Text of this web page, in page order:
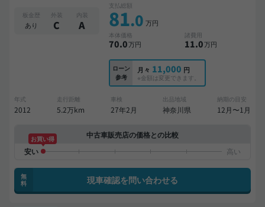
板金歴
あり
外装
C
内装
A
支払総額
81.0 万円
本体価格
70.0万円
諸費用
11.0万円
ローン
参考
月々 11,000 円
※金額は変更できます。
年式
2012
走行距離
5.2万km
車検
27年2月
出品地域
神奈川県
納期の目安
12月〜1月
中古車販売店の価格との比較
お買い得
無
料
現車確認を問い合わせる